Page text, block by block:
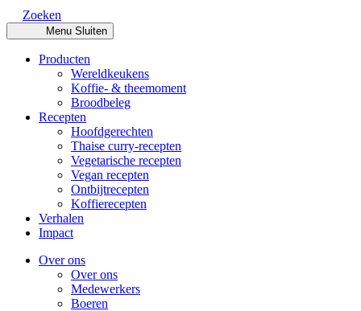
Zoeken
Menu Sluiten
Producten
Wereldkeukens
Koffie- & theemoment
Broodbeleg
Recepten
Hoofdgerechten
Thaise curry-recepten
Vegetarische recepten
Vegan recepten
Ontbijtrecepten
Koffierecepten
Verhalen
Impact
Over ons
Over ons
Medewerkers
Boeren